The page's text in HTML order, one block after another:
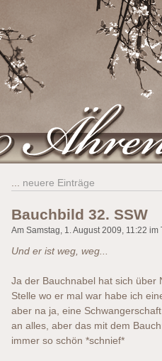
... neuere Einträge
Bauchbild 32. SSW
Am Samstag, 1. August 2009, 11:22 im
Und er ist weg, weg...
Ja der Bauchnabel hat sich über
Stelle wo er mal war habe ich
aber na ja, eine
an alles, aber das mit dem
immer so schön *schnief*